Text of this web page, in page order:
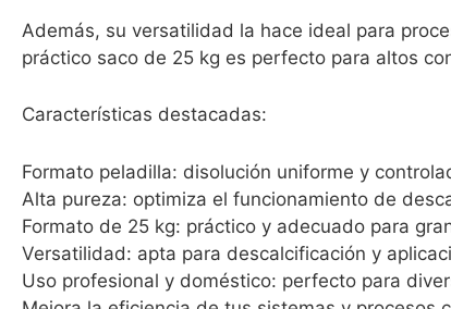
Además, su versatilidad la hace ideal para
práctico saco de 25 kg es perfecto para altos
Características destacadas:
Formato peladilla: disolución uniforme y
Alta pureza: optimiza el funcionamiento de
Formato de 25 kg: práctico y adecuado para
Versatilidad: apta para descalcificación y
Uso profesional y doméstico: perfecto para